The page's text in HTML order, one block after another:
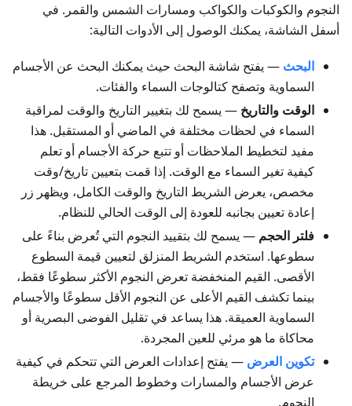
النجوم والكوكبات والكواكب ومسارات الشمس والقمر. في
أسفل الشاشة، يمكنك الوصول إلى الأدوات التالية:
البحث — يفتح شاشة البحث حيث يمكنك البحث عن الأجسام
السماوية وتصفح كتالوجات السماء والفئات.
الوقت والتاريخ — يسمح لك بتغيير التاريخ والوقت لمراقبة
السماء في لحظات مختلفة في الماضي أو المستقبل. هذا
مفيد لتخطيط الملاحظات أو تتبع حركة الأجسام أو تعلم
كيفية تغير السماء مع الوقت. إذا قمت بتعيين تاريخ/وقت
مخصص، يعرض الشريط التاريخ والوقت الكامل، ويظهر زر
إعادة تعيين بجانبه للعودة إلى الوقت الحالي للنظام.
فلتر الحجم — يسمح لك بتقييد النجوم التي تُعرض بناءً على
سطوعها. استخدم الشريط المنزلق لتعيين قيمة السطوع
الأقصى. القيم المنخفضة تعرض النجوم الأكثر سطوعًا فقط،
بينما تكشف القيم الأعلى عن النجوم الأقل سطوعًا والأجسام
السماوية العميقة. هذا يساعد في تقليل الفوضى البصرية أو
محاكاة ما هو مرئي للعين المجردة.
تكوين العرض — يفتح إعدادات العرض التي تتحكم في كيفية
عرض الأجسام والمسارات وخطوط المرجع على خريطة
النجوم.